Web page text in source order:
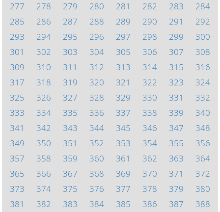
277
278 279 280 281 282 283
284
285
286 287 288 289 290 291
292
293
294 295 296 297 298 299
300
301
302 303 304 305 306 307
308
309
310 311 312 313 314 315
316
317
318 319 320 321 322 323
324
325
326 327 328 329 330 331
332
333
334 335 336 337 338 339
340
341
342 343 344 345 346 347
348
349
350 351 352 353 354 355
356
357
358 359 360 361 362 363
364
365
366 367 368 369 370 371
372
373
374 375 376 377 378 379
380
381
382 383 384 385 386 387 388